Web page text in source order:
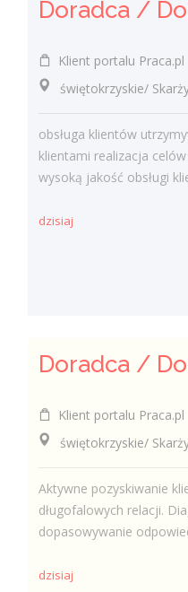
Klient portalu Praca.pl
świętokrzyskie/
obsługa klientów
klientami realizacja
wysoką jakość obsługi
dzisiaj
Klient portalu Praca.pl
świętokrzyskie/
Aktywne pozyskiwanie
długofalowych relacji.
dopasowywanie
dzisiaj